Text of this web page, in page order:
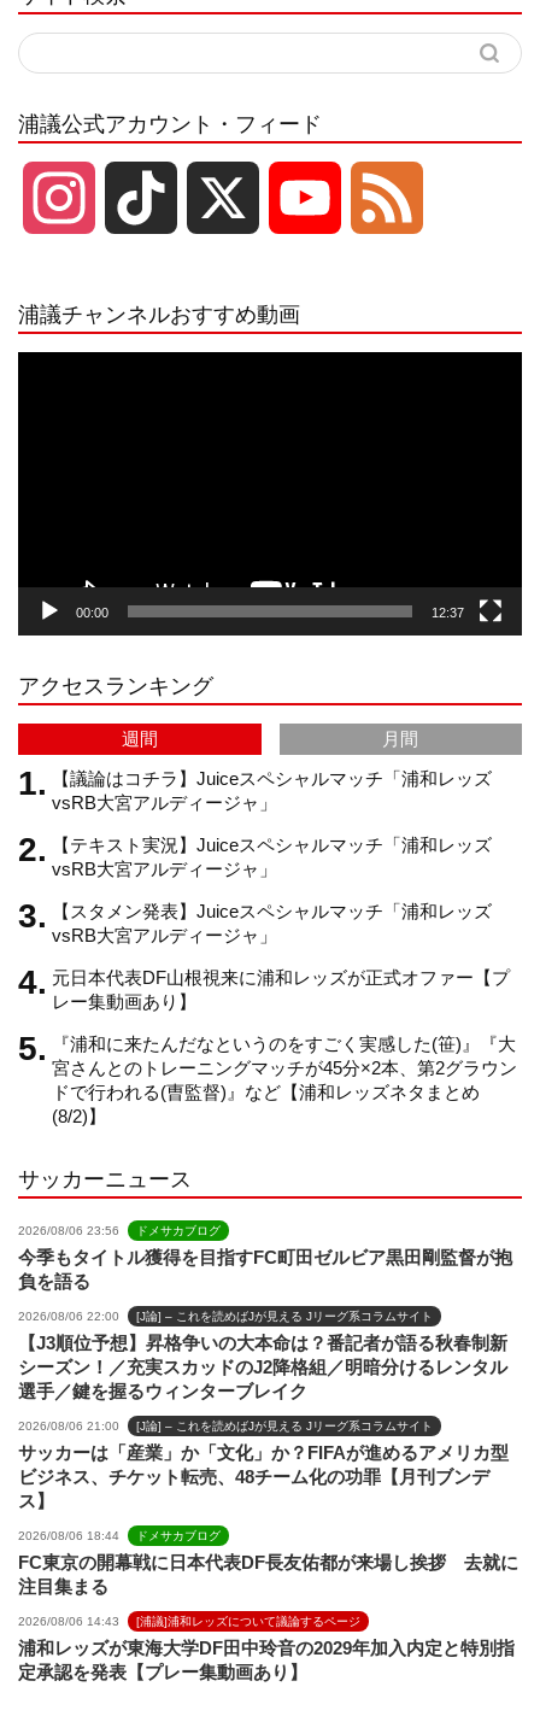
浦議公式アカウント・フィード
r
a
m
e
C
h
a
n
e
浦議チャンネルおすすめ動画
00:00 12:37
アクセスランキング
週間
月間
【議論はコチラ】Juiceスペシャルマッチ「浦和レッズ
vsRB大宮アルディージャ」
【テキスト実況】Juiceスペシャルマッチ「浦和レッズ
vsRB大宮アルディージャ」
【スタメン発表】Juiceスペシャルマッチ「浦和レッズ
vsRB大宮アルディージャ」
元日本代表DF山根視来に浦和レッズが正式オファー【プ
レー集動画あり】
『浦和に来たんだなというのをすごく実感した(笹)』『大
宮さんとのトレーニングマッチが45分×2本、第2グラウン
ドで行われる(曺監督)』など【浦和レッズネタまとめ
(8/2)】
サッカーニュース
2026/08/06 23:56 ドメサカブログ
今季もタイトル獲得を目指すFC町田ゼルビア黒田剛監督が抱
負を語る
2026/08/06 22:00 [J論] – これを読めばJが見える Jリーグ系コラムサイト
【J3順位予想】昇格争いの大本命は？番記者が語る秋春制新
シーズン！／充実スカッドのJ2降格組／明暗分けるレンタル
選手／鍵を握るウィンターブレイク
2026/08/06 21:00 [J論] – これを読めばJが見える Jリーグ系コラムサイト
サッカーは「産業」か「文化」か？FIFAが進めるアメリカ型
ビジネス、チケット転売、48チーム化の功罪【月刊ブンデ
ス】
2026/08/06 18:44 ドメサカブログ
FC東京の開幕戦に日本代表DF長友佑都が来場し挨拶 去就に
注目集まる
2026/08/06 14:43 [浦議]浦和レッズについて議論するページ
浦和レッズが東海大学DF田中玲音の2029年加入内定と特別指
定承認を発表【プレー集動画あり】